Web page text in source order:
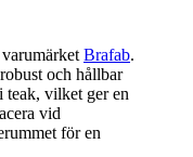
Brafab.
och hållbar
teak, vilket ger en
vid
för en